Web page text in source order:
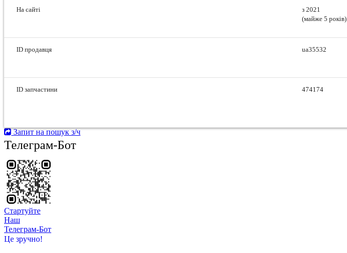
На сайті
з 2021
(майже 5 років)
ID продавця ua35532
ID запчастини 474174
Запит на пошук з/ч
Телеграм-Бот
Стартуйте
Hаш
Телеграм-Бот
Це зручно!